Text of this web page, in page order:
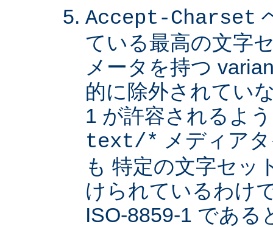
Accept-Charset
ている最高の文字
メータを持つ
的に除外されてい
1 が許容されるよ
text/* メディア
も 特定の文字セッ
けられているわけ
ISO-8859-1 である